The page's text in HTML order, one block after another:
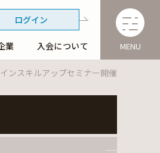
業 入会について
ログイン
MENU
ンスキルアップセミナー開催